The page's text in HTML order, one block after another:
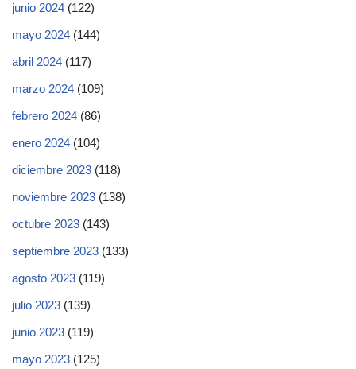
junio 2024 (122)
mayo 2024 (144)
abril 2024 (117)
marzo 2024 (109)
febrero 2024 (86)
enero 2024 (104)
diciembre 2023 (118)
noviembre 2023 (138)
octubre 2023 (143)
septiembre 2023 (133)
agosto 2023 (119)
julio 2023 (139)
junio 2023 (119)
mayo 2023 (125)